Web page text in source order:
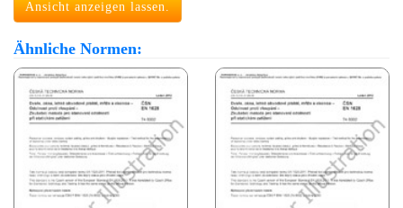
Ansicht anzeigen lassen.
Ähnliche Normen: